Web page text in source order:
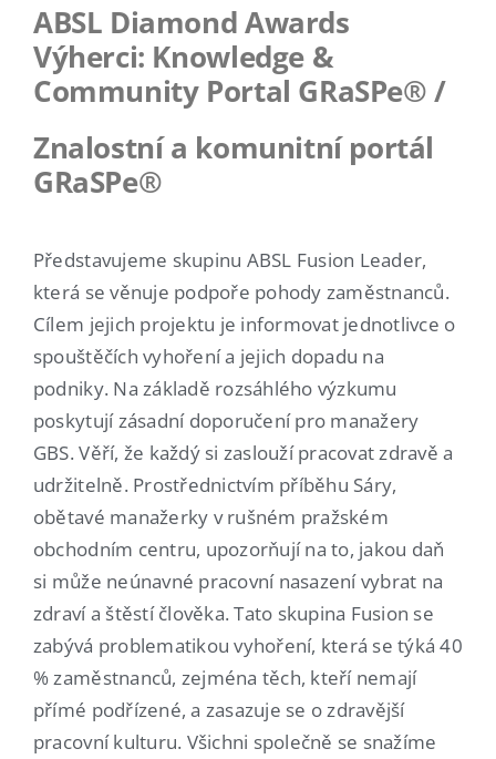
ABSL Diamond Awards
Výherci: Knowledge &
Community Portal GRaSPe® /
Znalostní a komunitní portál
GRaSPe®
Představujeme skupinu ABSL Fusion Leader,
která se věnuje podpoře pohody zaměstnanců.
Cílem jejich projektu je informovat jednotlivce o
spouštěčích vyhoření a jejich dopadu na
podniky. Na základě rozsáhlého výzkumu
poskytují zásadní doporučení pro manažery
GBS. Věří, že každý si zaslouží pracovat zdravě a
udržitelně. Prostřednictvím příběhu Sáry,
obětavé manažerky v rušném pražském
obchodním centru, upozorňují na to, jakou daň
si může neúnavné pracovní nasazení vybrat na
zdraví a štěstí člověka. Tato skupina Fusion se
zabývá problematikou vyhoření, která se týká 40
% zaměstnanců, zejména těch, kteří nemají
přímé podřízené, a zasazuje se o zdravější
pracovní kulturu. Všichni společně se snažíme